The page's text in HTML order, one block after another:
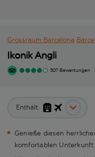
Grossraum Barcelona
Ikonik Angli
507 Bewertungen
Enthält:
Genieße diesen
komfortablen Unterkunft